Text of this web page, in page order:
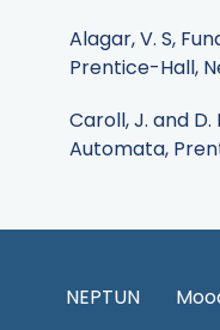
Alagar, V. S,
Prentice-Hall,
Caroll, J. and
Automata,
NEPTUN